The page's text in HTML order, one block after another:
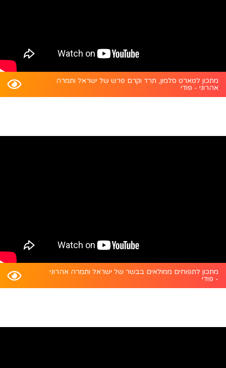
מתכון לטארט סלמון, תרד וקרם פרש של ישראל ותמרה
אהרוני - פודי
מתכון לתפוחים ממולאים בבשר של ישראל ותמרה אהרוני
- פודי